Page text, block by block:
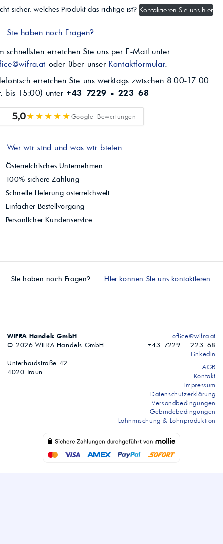
sicher, welches Produkt das richtige ist? Kontaktieren Sie uns hier
Sie haben noch Fragen?
schnellsten erreichen Sie uns per E-Mail unter
oder über unser Kontaktformular.
erreichen Sie uns werktags zwischen 8:00-17:00
bis 15:00) unter +43 7229 - 223 68
5,0★★★★★Google Bewertungen
Wer wir sind und was wir bieten
Österreichisches Unternehmen
100% sichere Zahlung
Schnelle Lieferung österreichweit
Einfacher Bestellvorgang
Persönlicher Kundenservice
Sie haben noch Fragen? Hier können Sie uns kontaktieren.
WIFRA Handels GmbH
© 2026 WIFRA Handels GmbH
Unterhaidstraße 42
4020 Traun
office@wifra.at
+43 7229 - 223 68
LinkedIn
AGB
Kontakt
Impressum
Datenschutzerklärung
Versandbedingungen
Gebindebedingungen
Lohnmischung & Lohnproduktion